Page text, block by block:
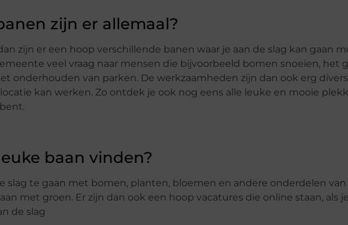
zijn er allemaal?
zijn er een hoop verschillende banen waar je aan de slag kan gaan
veel vraag naar mensen die bijvoorbeeld bomen snoeien, het
onderhouden van parken. De werkzaamheden zijn dan ook erg
kan werken. Zo ontdek je ook nog eens alle leuke en mooie
baan vinden?
slag te gaan met bomen, planten, bloemen en andere onderdelen
met groen. Er zijn dan ook een hoop vacatures die online staan, als
de slag